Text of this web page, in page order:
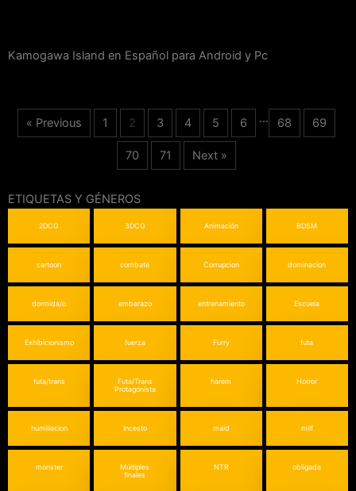
Kamogawa Island en Español para Android y Pc
« Previous 1 2 3 4 5 6 … 68 69
70 71 Next »
ETIQUETAS Y GÉNEROS
2DCG 3DCG Animación BDSM
cartoon combate Corrupcion dominacion
dormida/o embarazo entrenamiento Escuela
Exhibicionismo fuerza Furry futa
futa/trans
Futa/Trans
Protagonista
harem Horror
humillacion Incesto maid milf
monster
Múltiples
finales
NTR obligada